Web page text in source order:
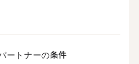
ートナーの条件